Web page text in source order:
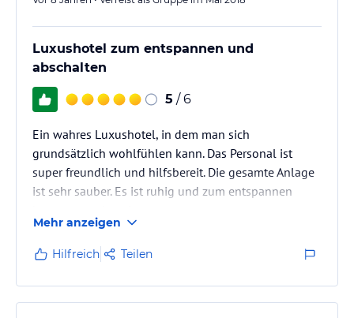
Angaben ohne Gewähr. Bitte lies vor der Buchung die
verbindlichenAngebotsdetailsdes jeweiligen Veranstalters.
Luxushotel zum entspannen und
abschalten
5 / 6
Ein wahres Luxushotel, in dem man sich
grundsätzlich wohlfühlen kann. Das Personal ist
super freundlich und hilfsbereit. Die gesamte Anlage
ist sehr sauber. Es ist ruhig und zum entspannen
Alles in allem können wir das Hotel empfehlen.
Mehr anzeigen
Hilfreich Teilen